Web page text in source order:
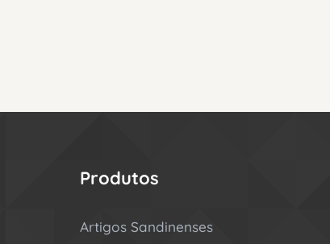
Produtos
Artigos Sandinenses